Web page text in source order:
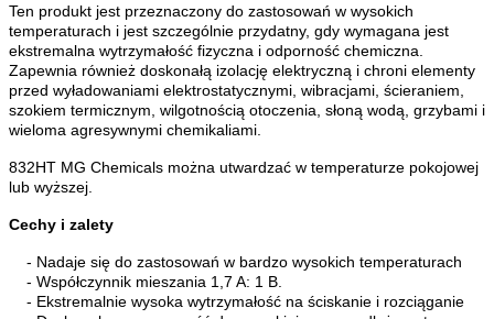
Ten produkt jest przeznaczony do zastosowań w wysokich
temperaturach i jest szczególnie przydatny, gdy wymagana jest
ekstremalna wytrzymałość fizyczna i odporność chemiczna.
Zapewnia również doskonałą izolację elektryczną i chroni elementy
przed wyładowaniami elektrostatycznymi, wibracjami, ścieraniem,
szokiem termicznym, wilgotnością otoczenia, słoną wodą, grzybami i
wieloma agresywnymi chemikaliami.
832HT MG Chemicals można utwardzać w temperaturze pokojowej
lub wyższej.
Cechy i zalety
- Nadaje się do zastosowań w bardzo wysokich temperaturach
- Współczynnik mieszania 1,7 A: 1 B.
- Ekstremalnie wysoka wytrzymałość na ściskanie i rozciąganie